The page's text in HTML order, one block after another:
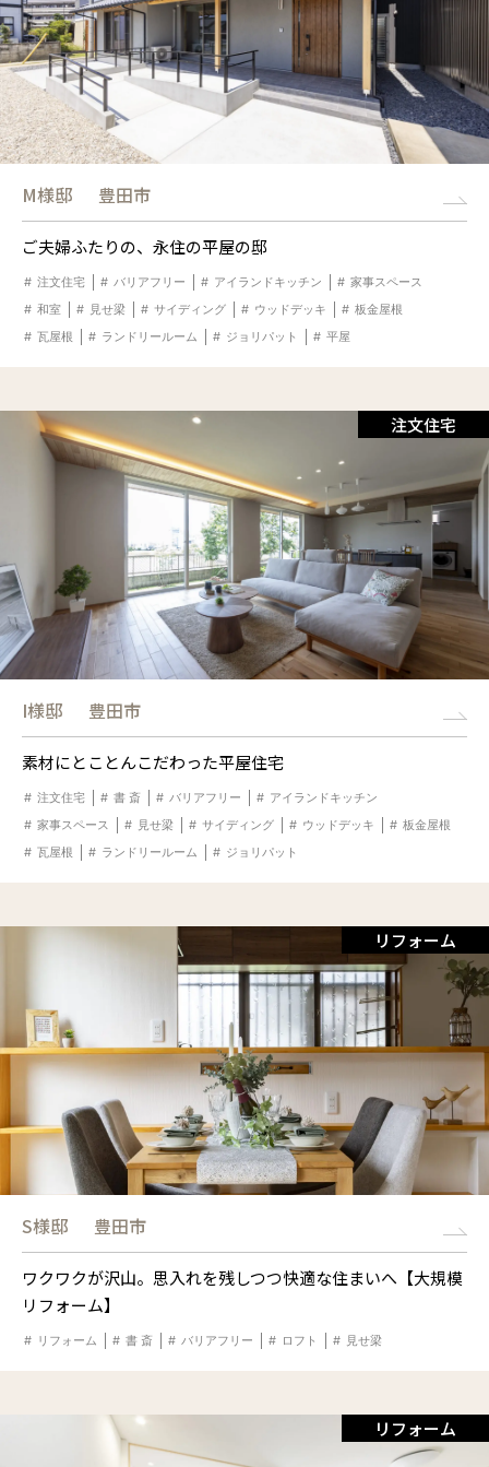
M様邸 豊田市
ご夫婦ふたりの、永住の平屋の邸
注文住宅 バリアフリー アイランドキッチン
家事スペース
和室
見せ梁 サイディング ウッドデッキ
板金屋根
瓦屋根
ランドリールーム ジョリパット 平屋
注文住宅
I様邸 豊田市
素材にとことんこだわった平屋住宅
注文住宅 書 斎 バリアフリー
アイランドキッチン
家事スペース
見せ梁 サイディング ウッドデッキ
板金屋根
瓦屋根
ランドリールーム ジョリパット
リフォーム
S様邸 豊田市
ワクワクが沢山。思入れを残しつつ快適な住まいへ【大規模
リフォーム】
リフォーム 書 斎 バリアフリー ロフト 見せ梁
リフォーム